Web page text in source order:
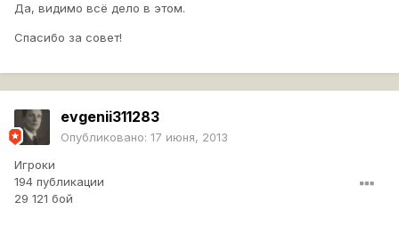
Да, видимо всё дело в этом.
Спасибо за совет!
evgenii311283
Опубликовано: 17 июня, 2013
Игроки
194 публикации
29 121 бой